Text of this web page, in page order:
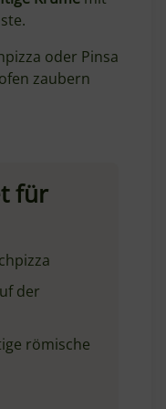
oder Pinsa
zaubern
für
der
römische